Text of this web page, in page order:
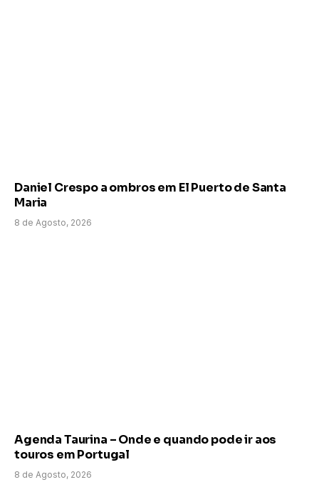
Daniel Crespo a ombros em El Puerto de Santa
Maria
8 de Agosto, 2026
Agenda Taurina – Onde e quando pode ir aos
touros em Portugal
8 de Agosto, 2026